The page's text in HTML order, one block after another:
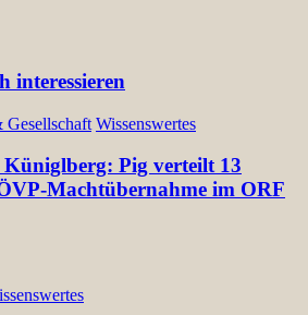
interessieren
Wissenswertes
Küniglberg: Pig verteilt 13
Machtübernahme im ORF